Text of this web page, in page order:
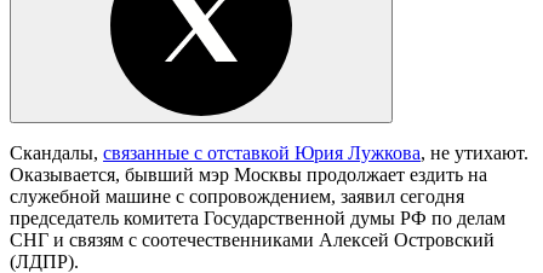
Скандалы, связанные с отставкой Юрия Лужкова, не утихают.
Оказывается, бывший мэр Москвы продолжает ездить на
служебной машине с сопровождением, заявил сегодня
председатель комитета Государственной думы РФ по делам
СНГ и связям с соотечественниками Алексей Островский
(ЛДПР).